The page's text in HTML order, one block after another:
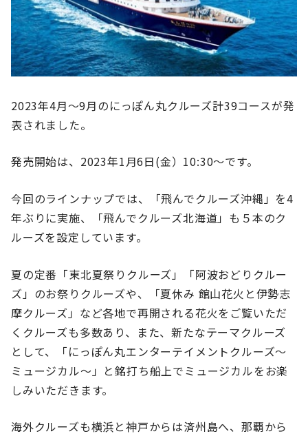
2023年4月～9月のにっぽん丸クルーズ計39コースが発
表されました。
発売開始は、2023年1月6日(金）10:30～です。
今回のラインナップでは、「飛んでクルーズ沖縄」を4
年ぶりに実施、「飛んでクルーズ北海道」も５本のク
ルーズを設定しています。
夏の定番「東北夏祭りクルーズ」「阿波おどりクルー
ズ」のお祭りクルーズや、「夏休み 館山花火と伊勢志
摩クルーズ」など各地で再開される花火をご覧いただ
くクルーズも多数あり、また、新たなテーマクルーズ
として、「にっぽん丸エンターテイメントクルーズ～
ミュージカル～」と銘打ち船上でミュージカルをお楽
しみいただきます。
海外クルーズも横浜と神戸からは済州島へ、那覇から